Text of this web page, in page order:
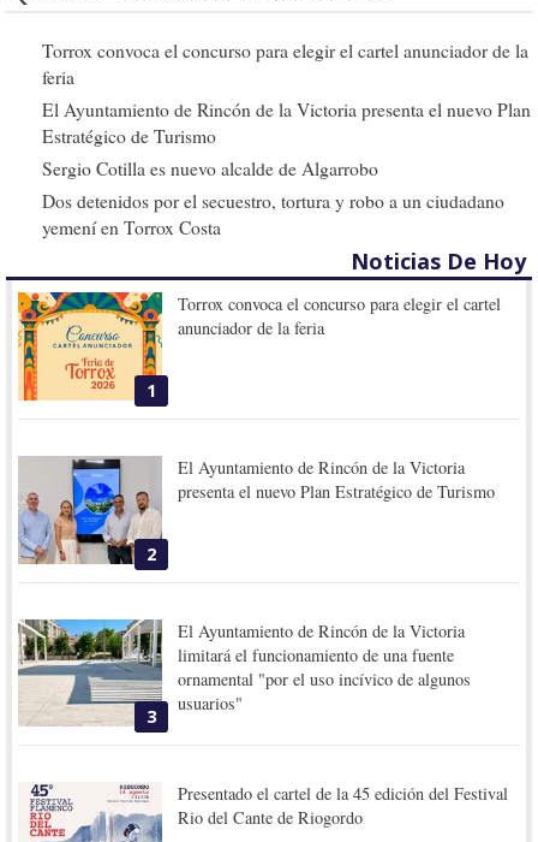
Torrox convoca el concurso para elegir el cartel anunciador de la
feria
El Ayuntamiento de Rincón de la Victoria presenta el nuevo Plan
Estratégico de Turismo
Sergio Cotilla es nuevo alcalde de Algarrobo
Dos detenidos por el secuestro, tortura y robo a un ciudadano
yemení en Torrox Costa
Noticias De Hoy
1
Torrox convoca el concurso para elegir el cartel
anunciador de la feria
2
El Ayuntamiento de Rincón de la Victoria
presenta el nuevo Plan Estratégico de Turismo
3
El Ayuntamiento de Rincón de la Victoria
limitará el funcionamiento de una fuente
ornamental "por el uso incívico de algunos
usuarios"
Presentado el cartel de la 45 edición del Festival
Rio del Cante de Riogordo